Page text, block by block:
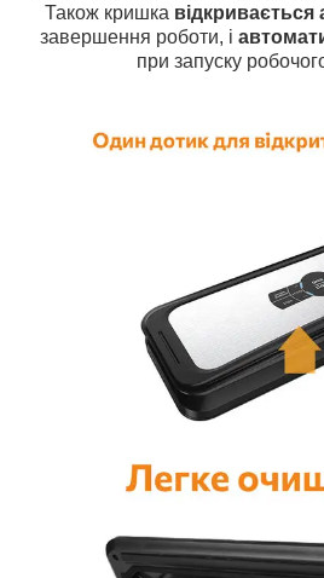
Також кришка
завершення роботи, і
при запуску